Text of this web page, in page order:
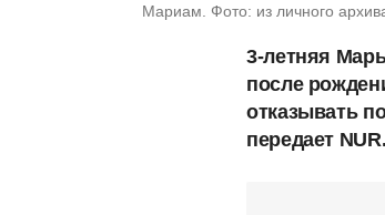
Мариам. Фото: из личного
3-летняя
после
отказывать
передает